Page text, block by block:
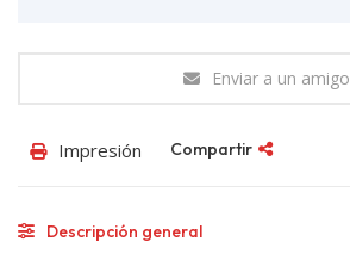
Enviar a un amigo
Impresión Compartir
Descripción general